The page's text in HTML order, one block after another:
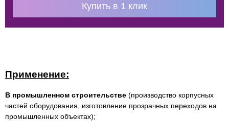
Купить в 1 клик
Применение:
В промышленном строительстве (производство корпусных
частей оборудования, изготовление прозрачных переходов на
промышленных объектах);